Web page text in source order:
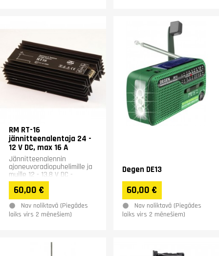
RM RT-16
jännitteenalentaja 24 -
12 V DC, max 16 A
Jännitteenalennin
ajoneuvoradiopuhelimille ja
muille 12 - 13,8 V DC -
jännitteellä toimiville
laitteille.
60,00 €
Nav noliktavā (Piegādes
laiks virs 2 mēnešiem)
Degen DE13
60,00 €
Nav noliktavā (Piegādes
laiks virs 2 mēnešiem)